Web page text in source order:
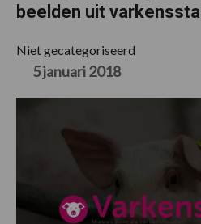
beelden uit varkensstal
Niet gecategoriseerd
5 januari 2018